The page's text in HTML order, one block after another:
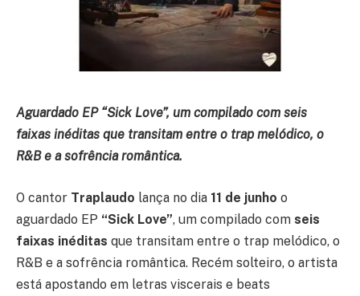
Aguardado EP “Sick Love”, um compilado com seis
faixas inéditas que transitam entre o trap melódico, o
R&B e a sofrência romântica.
O cantor Traplaudo lança no dia 11 de junho o
aguardado EP “Sick Love”, um compilado com seis
faixas inéditas que transitam entre o trap melódico, o
R&B e a sofrência romântica. Recém solteiro, o artista
está apostando em letras viscerais e beats